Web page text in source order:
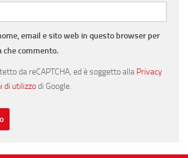
email e sito web in questo browser per
che commento.
da reCAPTCHA, ed è soggetto alla Privacy
di utilizzodi Google.